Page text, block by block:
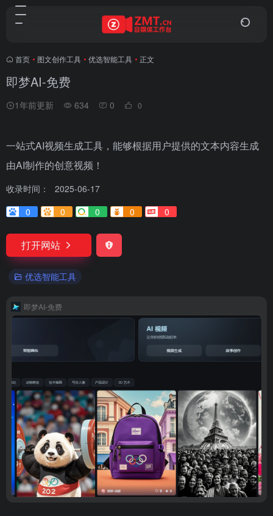
首页 • 图文创作工具 • 优选智能工具 • 正文
即梦AI-免费
1年前更新 634 0 0
一站式AI视频生成工具，能够根据用户提供的文本内容生成
由AI制作的创意视频！
收录时间：
2025-06-17
0
0 0 0 0
打开网站
优选智能工具
即梦AI-免费